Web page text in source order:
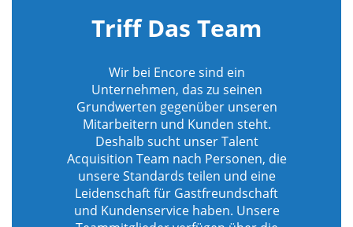
Triff Das Team
Wir bei Encore sind ein
Unternehmen, das zu seinen
Grundwerten gegenüber unseren
Mitarbeitern und Kunden steht.
Deshalb sucht unser Talent
Acquisition Team nach Personen, die
unsere Standards teilen und eine
Leidenschaft für Gastfreundschaft
und Kundenservice haben. Unsere